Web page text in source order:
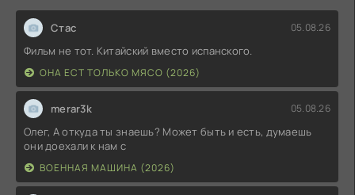
Стас 05.08.26
Фильм не тот. Китайский вместо испанского.
ОНА ЕСТ ТОЛЬКО МЯСО (2026)
merar3k 05.08.26
Олег, А откуда ты знаешь? Может быть и есть, думаешь
они доехали к нам с
ВОЕННАЯ МАШИНА (2026)